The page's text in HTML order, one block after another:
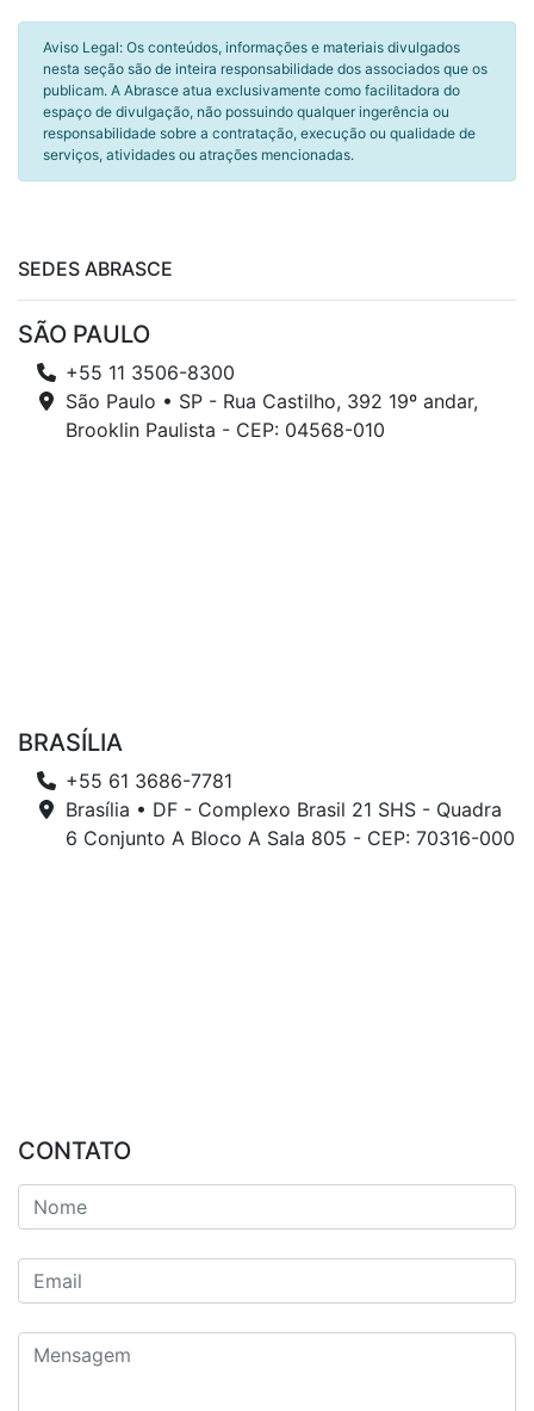
Aviso Legal: Os conteúdos, informações e materiais divulgados
nesta seção são de inteira responsabilidade dos associados que os
publicam. A Abrasce atua exclusivamente como facilitadora do
espaço de divulgação, não possuindo qualquer ingerência ou
responsabilidade sobre a contratação, execução ou qualidade de
serviços, atividades ou atrações mencionadas.
SEDES ABRASCE
SÃO PAULO
+55 11 3506-8300
São Paulo • SP - Rua Castilho, 392 19º andar,
Brooklin Paulista - CEP: 04568-010
BRASÍLIA
+55 61 3686-7781
Brasília • DF - Complexo Brasil 21 SHS - Quadra
6 Conjunto A Bloco A Sala 805 - CEP: 70316-000
CONTATO